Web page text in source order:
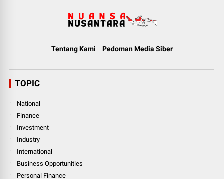
Tentang Kami Pedoman Media Siber
TOPIC
National
Finance
Investment
Industry
International
Business Opportunities
Personal Finance